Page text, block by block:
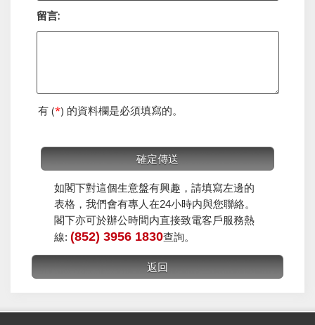
留言:
有 (*) 的資料欄是必須填寫的。
如閣下對這個生意盤有興趣，請填寫左邊的
表格，我們會有專人在24小時内與您聯絡。
閣下亦可於辦公時間内直接致電客戶服務熱
線: (852) 3956 1830查詢。